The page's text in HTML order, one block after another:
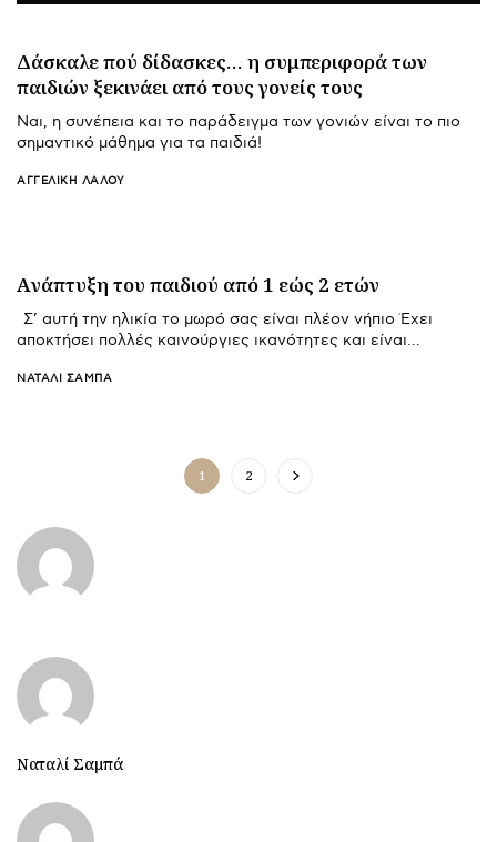
Δάσκαλε πού δίδασκες… η συμπεριφορά των
παιδιών ξεκινάει από τους γονείς τους
Ναι, η συνέπεια και το παράδειγμα των γονιών είναι το πιο
σημαντικό μάθημα για τα παιδιά!
ΑΓΓΕΛΙΚΉ ΛΆΛΟΥ
Aνάπτυξη του παιδιού από 1 εώς 2 ετών
Σ’ αυτή την ηλικία το μωρό σας είναι πλέον νήπιο Έχει
αποκτήσει πολλές καινούργιες ικανότητες και είναι…
ΝΑΤΑΛΊ ΣΑΜΠΆ
1 2
Ναταλί Σαμπά